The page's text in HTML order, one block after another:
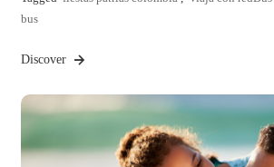
bus
Discover